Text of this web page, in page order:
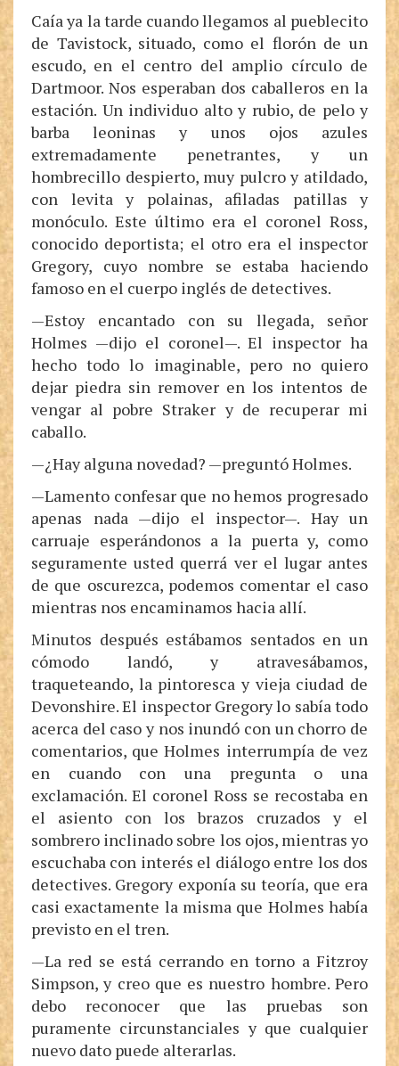
Caía ya la tarde cuando llegamos al pueblecito
de Tavistock, situado, como el florón de un
escudo, en el centro del amplio círculo de
Dartmoor. Nos esperaban dos caballeros en la
estación. Un individuo alto y rubio, de pelo y
barba leoninas y unos ojos azules
extremadamente penetrantes, y un
hombrecillo despierto, muy pulcro y atildado,
con levita y polainas, afiladas patillas y
monóculo. Este último era el coronel Ross,
conocido deportista; el otro era el inspector
Gregory, cuyo nombre se estaba haciendo
famoso en el cuerpo inglés de detectives.
—Estoy encantado con su llegada, señor
Holmes —dijo el coronel—. El inspector ha
hecho todo lo imaginable, pero no quiero
dejar piedra sin remover en los intentos de
vengar al pobre Straker y de recuperar mi
caballo.
—¿Hay alguna novedad? —preguntó Holmes.
—Lamento confesar que no hemos progresado
apenas nada —dijo el inspector—. Hay un
carruaje esperándonos a la puerta y, como
seguramente usted querrá ver el lugar antes
de que oscurezca, podemos comentar el caso
mientras nos encaminamos hacia allí.
Minutos después estábamos sentados en un
cómodo landó, y atravesábamos,
traqueteando, la pintoresca y vieja ciudad de
Devonshire. El inspector Gregory lo sabía todo
acerca del caso y nos inundó con un chorro de
comentarios, que Holmes interrumpía de vez
en cuando con una pregunta o una
exclamación. El coronel Ross se recostaba en
el asiento con los brazos cruzados y el
sombrero inclinado sobre los ojos, mientras yo
escuchaba con interés el diálogo entre los dos
detectives. Gregory exponía su teoría, que era
casi exactamente la misma que Holmes había
previsto en el tren.
—La red se está cerrando en torno a Fitzroy
Simpson, y creo que es nuestro hombre. Pero
debo reconocer que las pruebas son
puramente circunstanciales y que cualquier
nuevo dato puede alterarlas.